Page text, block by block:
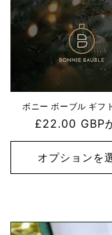
ボニー ボーブル ギフ
通
常
価
格
£22.00 GBP
オプションを